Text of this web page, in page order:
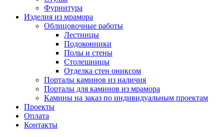
Фурнитура
Изделия из мрамора
Облицовочные работы
Лестницы
Подоконники
Полы и стены
Столешницы
Отделка стен ониксом
Порталы каминов из наличия
Порталы для каминов из мрамора
Камины на заказ по индивидуальным проектам
Проекты
Оплата
Контакты